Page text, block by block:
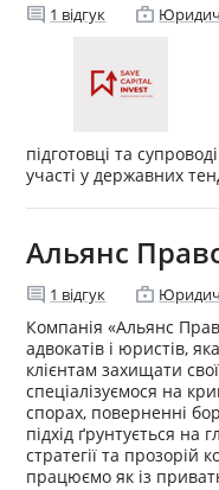
comment 1 відгук enterprise
підготовці та
участі у державних
Альянс
comment 1 відгук enterprise
Компанія «Альянс
адвокатів і юристів,
клієнтам захищати
спеціалізуємося на
спорах, поверненні
підхід ґрунтується на
стратегії та прозорій
працюємо як із